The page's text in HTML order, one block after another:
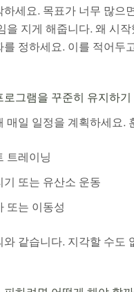
하세요. 목표가 너무 많으
을 지게 해줍니다. 왜 시
를 정하세요. 이를 적어두
로그램을 꾸준히 유지하
매일 일정을 계획하세요.
트레이닝
기 또는 유산소 운동
또는 이동성
와 같습니다. 지각할 수도